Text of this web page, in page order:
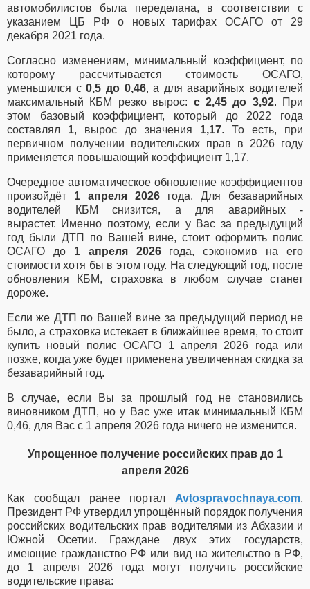
автомобилистов была переделана, в соответствии с
указанием ЦБ РФ о новых тарифах ОСАГО от 29
декабря 2021 года.
Согласно изменениям, минимальный коэффициент, по
которому рассчитывается стоимость ОСАГО,
уменьшился с0,5 до 0,46, а для аварийных водителей
максимальный КБМ резко вырос: с 2,45 до 3,92. При
этом базовый коэффициент, который до 2022 года
составлял 1, вырос до значения 1,17. То есть, при
первичном получении водительских прав в 2026 году
применяется повышающий коэффициент 1,17.
Очередное автоматическое обновление коэффициентов
произойдёт 1 апреля 2026 года. Для безаварийных
водителей КБМ снизится, а для аварийных -
вырастет. Именно поэтому, если у Вас за предыдущий
год были ДТП по Вашей вине, стоит оформить полис
ОСАГО до 1 апреля 2026года, сэкономив на его
стоимости хотя бы в этом году. На следующий год, после
обновления КБМ, страховка в любом случае станет
дороже.
Если же ДТП по Вашей вине за предыдущий период не
было, а страховка истекает в ближайшее время, то стоит
купить новый полис ОСАГО 1 апреля 2026 года или
позже, когда уже будет применена увеличенная скидка за
безаварийный год.
В случае, если Вы за прошлый год не становились
виновником ДТП, но у Вас уже итак минимальный КБМ
0,46, для Вас с 1 апреля 2026 года ничего не изменится.
Упрощенное получение российских прав до 1
апреля 2026
Как сообщал ранее портал Avtospravochnaya.com,
Президент РФ утвердил упрощённый порядок получения
российских водительских прав водителями из Абхазии и
Южной Осетии. Граждане двух этих государств,
имеющие гражданство РФ или вид на жительство в РФ,
до 1 апреля 2026 года могут получить российские
водительские права: